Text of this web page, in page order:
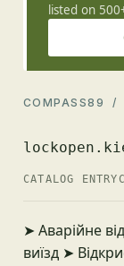
listed on
COMPASS89
CATALOG ENTRY
➤ Аварійне
виїзд ➤